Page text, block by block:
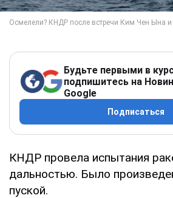
Будьте первыми в
подпишитесь на
Google
Подписаться
КНДР провела испытания
дальностью. Было
пуской.